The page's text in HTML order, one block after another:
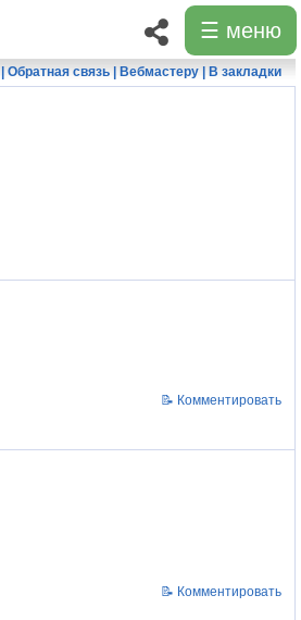
☰ меню
Обратная связь| Вебмастеру| В закладки
📝 Комментировать
📝 Комментировать